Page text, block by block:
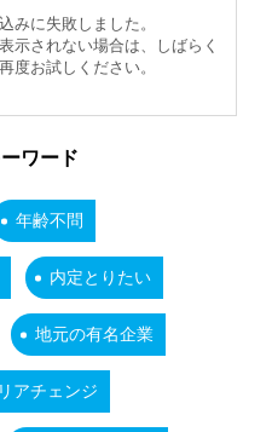
みに失敗しました。
示されない場合は、しばらく
度お試しください。
ワード
年齢不問
内定とりたい
地元の有名企業
アチェンジ